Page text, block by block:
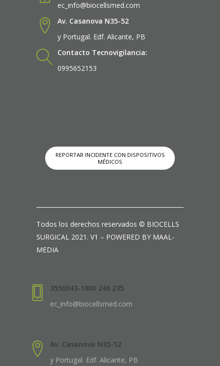
ec_info@biocellsmed.com
Av. Casanova N35-52
y Portugal. Edf. Alicante, PB
Contacto Tecnovigilancia:
0995652153
REPORTAR INCIDENTE CON DISPOSITIVOS
MÉDICOS
Todos los derechos reservados © BIOCELLS
SURGICAL 2021. V1 – POWERED BY MAAL-
MEDIA
3550043-1800 246 235
ec_info@biocellsmed.com
Av. Casanova N35-52
y Portugal. Edf. Alicante, PB